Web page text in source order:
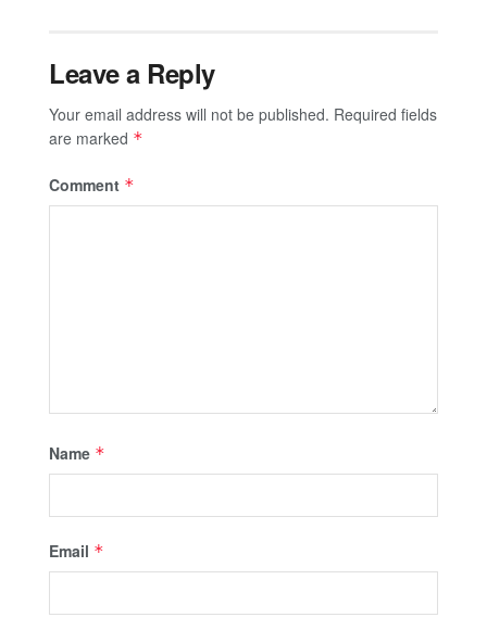
Leave a Reply
Your email address will not be published. Required fields
are marked *
Comment *
Name *
Email *